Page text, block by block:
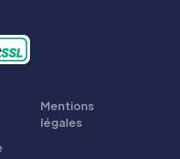
Mentions
légales